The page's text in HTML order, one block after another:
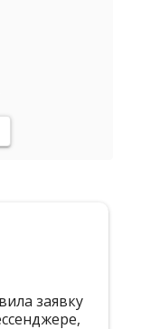
Хочу выразить
компании за